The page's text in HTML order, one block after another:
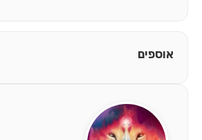
אוספים